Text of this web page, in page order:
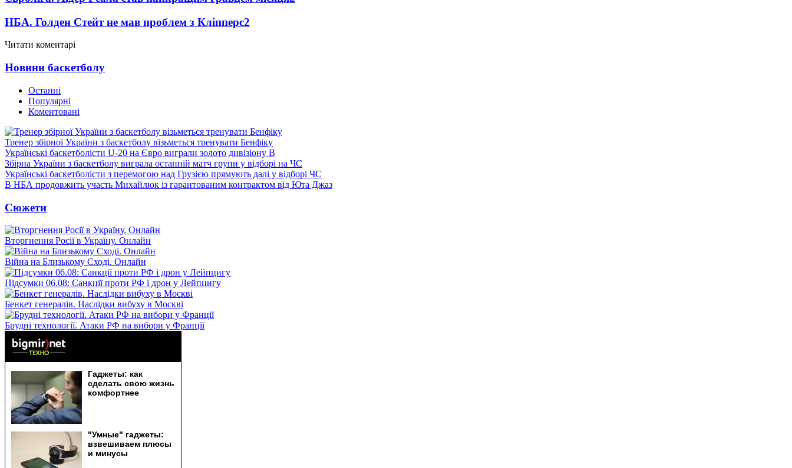
НБА. Голден Стейт не мав проблем з Кліпперс2
Читати коментарі
Новини баскетболу
Останні
Популярні
Коментовані
Тренер збірної України з баскетболу візьметься тренувати Бенфіку
Українські баскетболісти U-20 на Євро виграли золото дивізіону В
Збірна України з баскетболу виграла останній матч групи у відборі на ЧС
Українські баскетболісти з перемогою над Грузією прямують далі у відборі ЧС
В НБА продовжить участь Михайлюк із гарантованим контрактом від Юта Джаз
Сюжети
Вторгнення Росії в Україну. Онлайн
Війна на Близькому Сході. Онлайн
Підсумки 06.08: Санкції проти РФ і дрон у Лейпцигу
Бенкет генералів. Наслідки вибуху в Москві
Брудні технології. Атаки РФ на вибори у Франції